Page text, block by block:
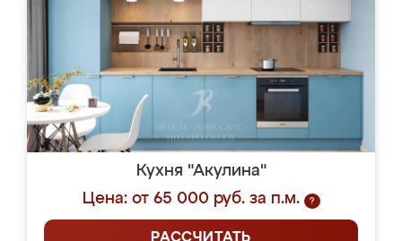
Кухня "Акулина"
Цена: от 65 000 руб. за п.м.
?